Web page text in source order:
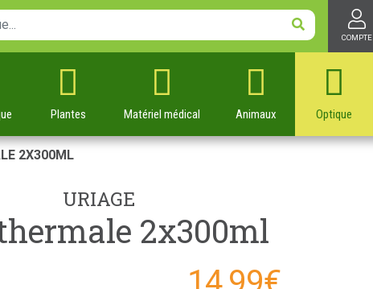
COMPTE
Plantes Matériel médical Animaux Optique
2X300ML
URIAGE
2x300ml